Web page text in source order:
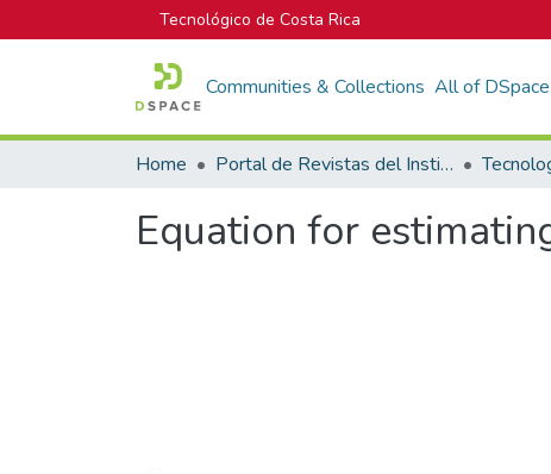
Tecnológico de Costa Rica
Communities & Collections All of DSpace
Home Portal de Revistas del Instituto Tecnológico de Costa Rica
Equation for